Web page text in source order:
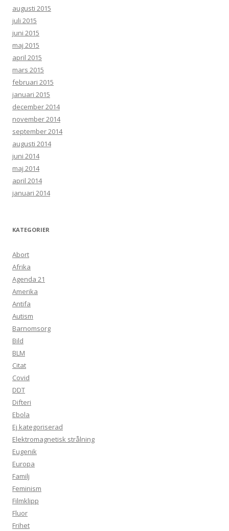
augusti 2015
juli 2015
juni 2015
maj 2015
april 2015
mars 2015
februari 2015
januari 2015
december 2014
november 2014
september 2014
augusti 2014
juni 2014
maj 2014
april 2014
januari 2014
KATEGORIER
Abort
Afrika
Agenda 21
Amerika
Antifa
Autism
Barnomsorg
Bild
BLM
Citat
Covid
DDT
Difteri
Ebola
Ej kategoriserad
Elektromagnetisk strålning
Eugenik
Europa
Familj
Feminism
Filmklipp
Fluor
Frihet